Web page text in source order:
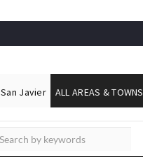
San Javier ALL AREAS & TOWNS